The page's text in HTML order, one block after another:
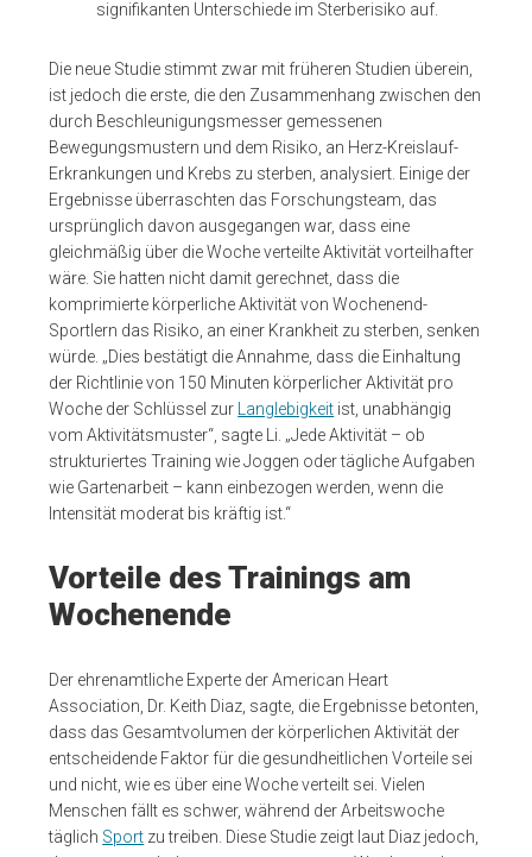
signifikanten Unterschiede im Sterberisiko auf.
Die neue Studie stimmt zwar mit früheren Studien überein,
ist jedoch die erste, die den Zusammenhang zwischen den
durch Beschleunigungsmesser gemessenen
Bewegungsmustern und dem Risiko, an Herz-Kreislauf-
Erkrankungen und Krebs zu sterben, analysiert. Einige der
Ergebnisse überraschten das Forschungsteam, das
ursprünglich davon ausgegangen war, dass eine
gleichmäßig über die Woche verteilte Aktivität vorteilhafter
wäre. Sie hatten nicht damit gerechnet, dass die
komprimierte körperliche Aktivität von Wochenend-
Sportlern das Risiko, an einer Krankheit zu sterben, senken
würde. „Dies bestätigt die Annahme, dass die Einhaltung
der Richtlinie von 150 Minuten körperlicher Aktivität pro
Woche der Schlüssel zur
Langlebigkeit ist, unabhängig
vom Aktivitätsmuster“, sagte Li. „Jede Aktivität – ob
strukturiertes Training wie Joggen oder tägliche Aufgaben
wie Gartenarbeit – kann einbezogen werden, wenn die
Intensität moderat bis kräftig ist.“
Vorteile des Trainings am
Wochenende
Der ehrenamtliche Experte der American Heart
Association, Dr. Keith Diaz, sagte, die Ergebnisse betonten,
dass das Gesamtvolumen der körperlichen Aktivität der
entscheidende Faktor für die gesundheitlichen Vorteile sei
und nicht, wie es über eine Woche verteilt sei. Vielen
Menschen fällt es schwer, während der Arbeitswoche
täglich Sport zu treiben. Diese Studie zeigt laut Diaz jedoch,